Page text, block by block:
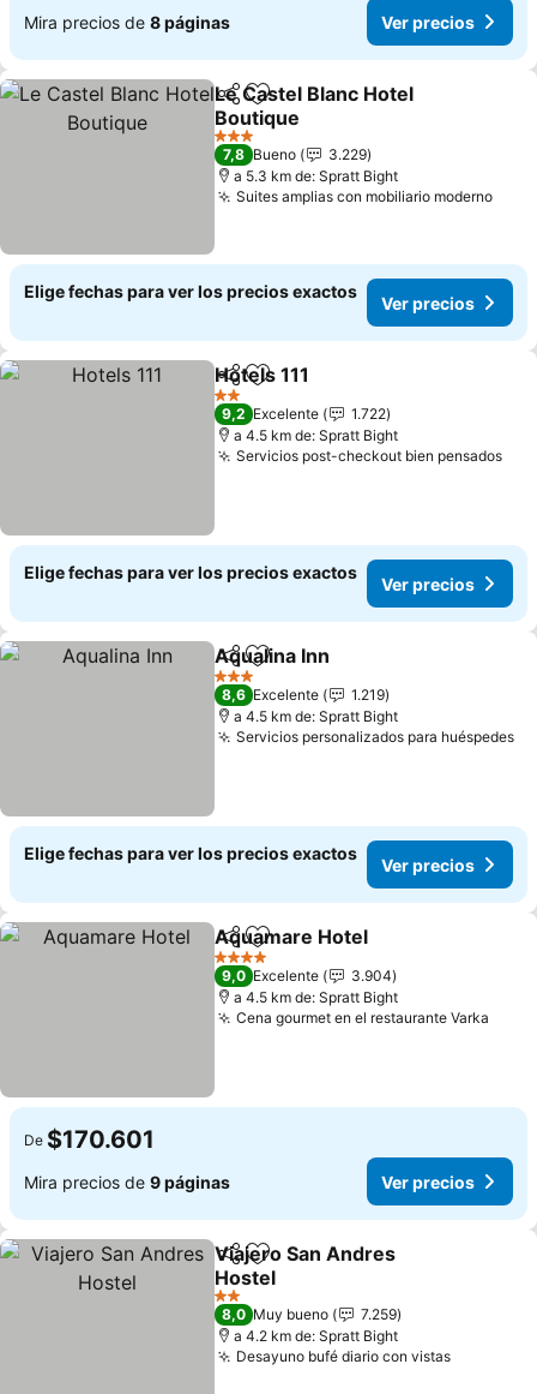
Mira precios de 8 páginas Ver precios
CompartirAgregar a favoritos
Le Castel Blanc Hotel
Boutique
Ver precios
3 Estrellas
7,8 Bueno
3.229
a 5.3 km de: Spratt Bight
Suites amplias con mobiliario modernoVer
Elige fechas para ver los precios exactos
Ver precios
CompartirAgregar a favoritos
Hotels 111
2 Estrellas
9,2 Excelente
1.722
a 4.5 km de: Spratt Bight
Servicios post-checkout bien pensados
Elige fechas para ver los precios exactos
Ver precios
CompartirAgregar a favoritos
Aqualina Inn
3 Estrellas
8,6 Excelente
1.219
a 4.5 km de: Spratt Bight
Servicios personalizados para huéspedes
Elige fechas para ver los precios exactos
Ver precios
CompartirAgregar a favoritos
Aquamare Hotel
4 Estrellas
9,0 Excelente
3.904
a 4.5 km de: Spratt Bight
Cena gourmet en el restaurante Varka
De $170.601
Mira precios de 9 páginas Ver precios
CompartirAgregar a favoritos
Viajero San Andres
Hostel
Ver precios
2 Estrellas
8,0 Muy bueno
7.259
a 4.2 km de: Spratt Bight
Desayuno bufé diario con vistasVer